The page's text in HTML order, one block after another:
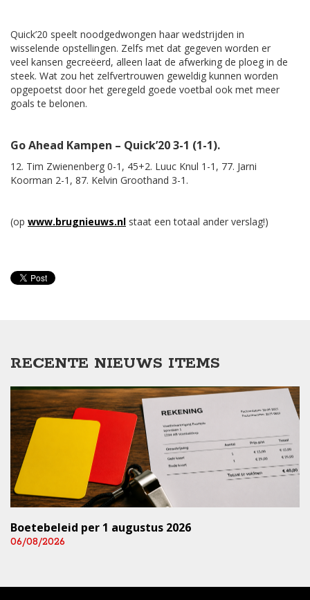
Quick’20 speelt noodgedwongen haar wedstrijden in
wisselende opstellingen. Zelfs met dat gegeven worden er
veel kansen gecreëerd, alleen laat de afwerking de ploeg in de
steek. Wat zou het zelfvertrouwen geweldig kunnen worden
opgepoetst door het geregeld goede voetbal ook met meer
goals te belonen.
Go Ahead Kampen – Quick’20 3-1 (1-1).
12. Tim Zwienenberg 0-1, 45+2. Luuc Knul 1-1, 77. Jarni
Koorman 2-1, 87. Kelvin Groothand 3-1.
(op www.brugnieuws.nl staat een totaal ander verslag!)
RECENTE NIEUWS ITEMS
Boetebeleid per 1 augustus 2026
06/08/2026